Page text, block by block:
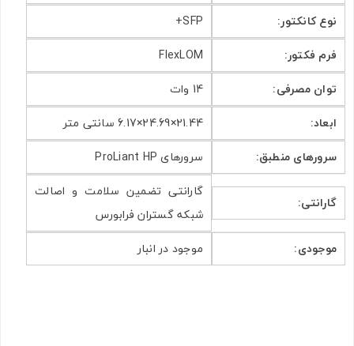
نوع کانکتور:
SFP+
فرم فکتور:
FlexLOM
توان مصرفی:
14 وات
ابعاد:
21.44×24.69×6.17 سانتی متر
سرورهای منطبق: سرورهای ProLiant HP
گارانتی:
گارانتی تضمین سلامت و اصالت
شبکه گستران فرابورس
موجودی: موجود در انبار